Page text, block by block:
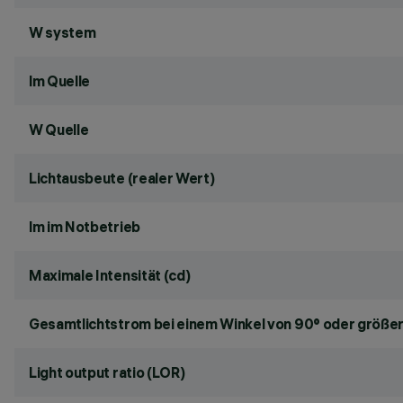
W system
lm Quelle
W Quelle
Lichtausbeute (realer Wert)
lm im Notbetrieb
Maximale Intensität (cd)
Gesamtlichtstrom bei einem Winkel von 90° oder
Light output ratio (LOR)